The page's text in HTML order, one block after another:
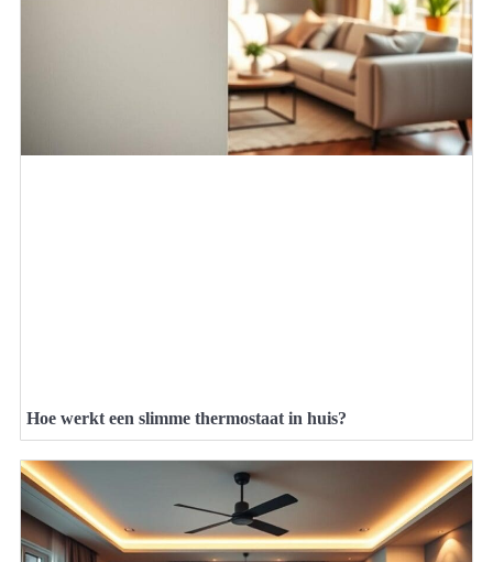
Hoe werkt een slimme thermostaat in huis?